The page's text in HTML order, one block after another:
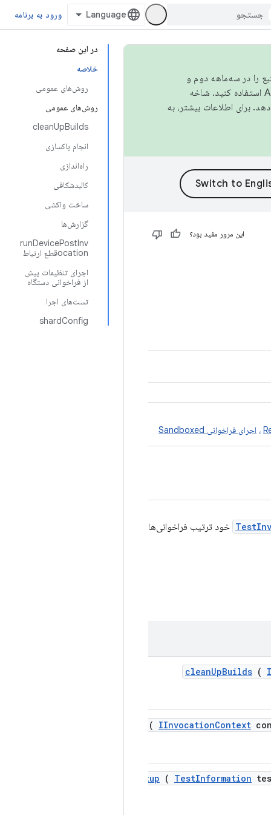
ورود به برنامه
در این صفحه
خلاصه
روش‌های عمومی
روش‌های عمومی
cleanUpBuilds
انجام پاکسازی
راه‌اندازی
کالبدشکافی
ساخت واکشی
گزارش‌ها
runDevicePostInv
ocationقطع ارتباط
اجرای تنظیمات پیش
از فراخوانی دستگاه
تست‌های اجرا
shardConfig
را در سه‌ماهه دوم و
استفاده کنید. شاخه
این مرور مفید بود؟
، اجرای فراخوانی Sandboxed
خود ترتیب فراخوانی‌ها
cleanUpBuilds (
( IInvocationContext
Setup ( TestInformation